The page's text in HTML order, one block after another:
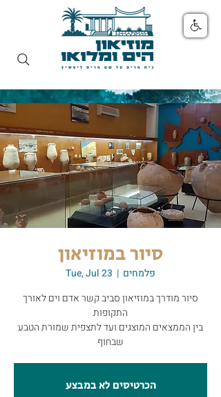
סיור במוזיאון
Tue, Jul 23
  |
פלמחים
סיור מודרך במוזיאון סביב קשר אדם וים לאורך
התקופות
בין הממצאים המוצגים ועד לתצפית שמורת הטבע
שבחוף
הכרטיסים לא במבצע